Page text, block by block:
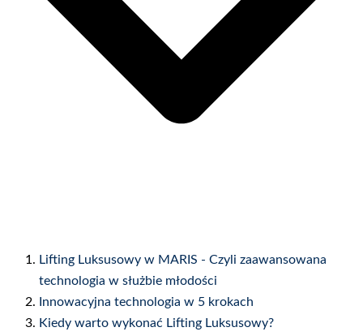
Lifting Luksusowy w MARIS - Czyli zaawansowana
technologia w służbie młodości
Innowacyjna technologia w 5 krokach
Kiedy warto wykonać Lifting Luksusowy?